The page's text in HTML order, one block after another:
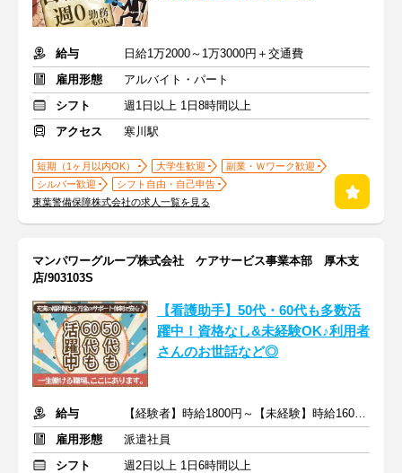
給与
日給1万2000～1万3000円＋交通費
雇用形態
アルバイト・パート
シフト
週1日以上 1日8時間以上
アクセス
寒川駅
短期（1ヶ月以内OK） 大学生歓迎
副業・Ｗワーク歓迎
シルバー歓迎
シフト自由・自己申告
東葉警備保障株式会社の求人一覧を見る
マンパワーグループ株式会社 ケアサービス事業本部 厚木支
店/903103S
【看護助手】50代・60代も多数活
躍中！資格なし&未経験OK♪利用者
さんのお世話など◎
給与
【経験者】時給1800円～【未経験】時給1600円～ ※交通費全額
雇用形態
派遣社員
シフト
週2日以上 1日6時間以上